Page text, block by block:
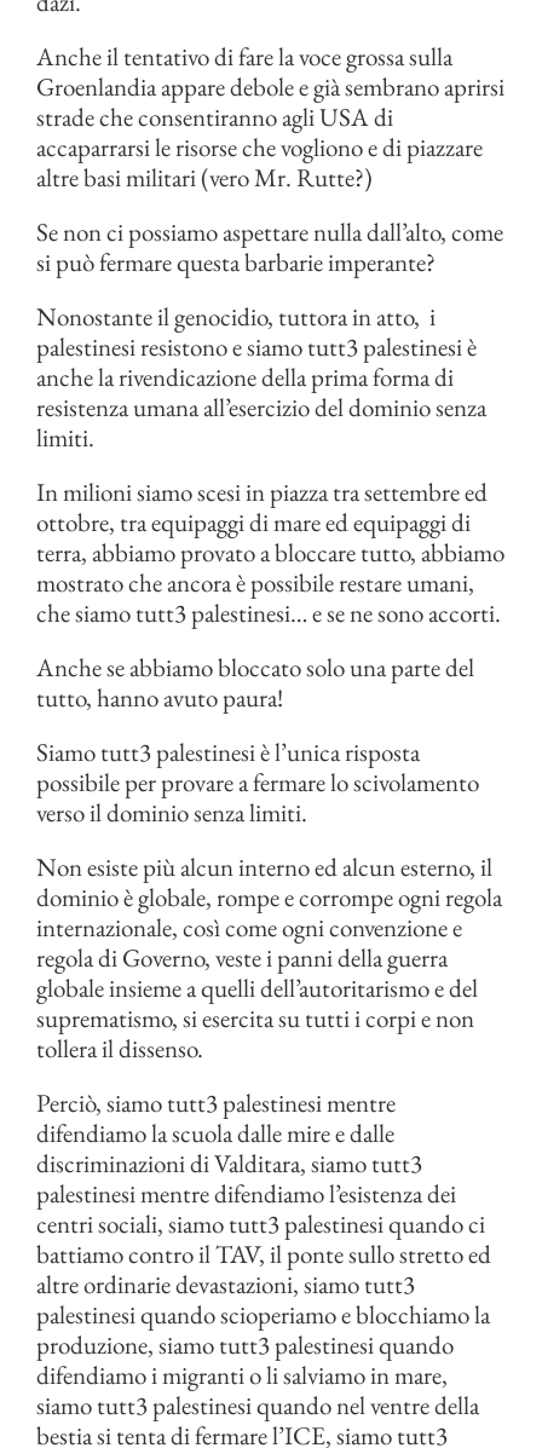
Anche il tentativo di fare la voce grossa sulla
Groenlandia appare debole e già sembrano aprirsi
strade che consentiranno agli USA di
accaparrarsi le risorse che vogliono e di piazzare
altre basi militari (vero Mr. Rutte?)
Se non ci possiamo aspettare nulla dall’alto, come
si può fermare questa barbarie imperante?
Nonostante il genocidio, tuttora in atto, i
palestinesi resistono e siamo tutt3 palestinesi è
anche la rivendicazione della prima forma di
resistenza umana all’esercizio del dominio senza
limiti.
In milioni siamo scesi in piazza tra settembre ed
ottobre, tra equipaggi di mare ed equipaggi di
terra, abbiamo provato a bloccare tutto, abbiamo
mostrato che ancora è possibile restare umani,
che siamo tutt3 palestinesi… e se ne sono accorti.
Anche se abbiamo bloccato solo una parte del
tutto, hanno avuto paura!
Siamo tutt3 palestinesi è l’unica risposta
possibile per provare a fermare lo scivolamento
verso il dominio senza limiti.
Non esiste più alcun interno ed alcun esterno, il
dominio è globale, rompe e corrompe ogni regola
internazionale, così come ogni convenzione e
regola di Governo, veste i panni della guerra
globale insieme a quelli dell’autoritarismo e del
suprematismo, si esercita su tutti i corpi e non
tollera il dissenso.
Perciò, siamo tutt3 palestinesi mentre
difendiamo la scuola dalle mire e dalle
discriminazioni di Valditara, siamo tutt3
palestinesi mentre difendiamo l’esistenza dei
centri sociali, siamo tutt3 palestinesi quando ci
battiamo contro il TAV, il ponte sullo stretto ed
altre ordinarie devastazioni, siamo tutt3
palestinesi quando scioperiamo e blocchiamo la
produzione, siamo tutt3 palestinesi quando
difendiamo i migranti o li salviamo in mare,
siamo tutt3 palestinesi quando nel ventre della
bestia si tenta di fermare l’ICE, siamo tutt3